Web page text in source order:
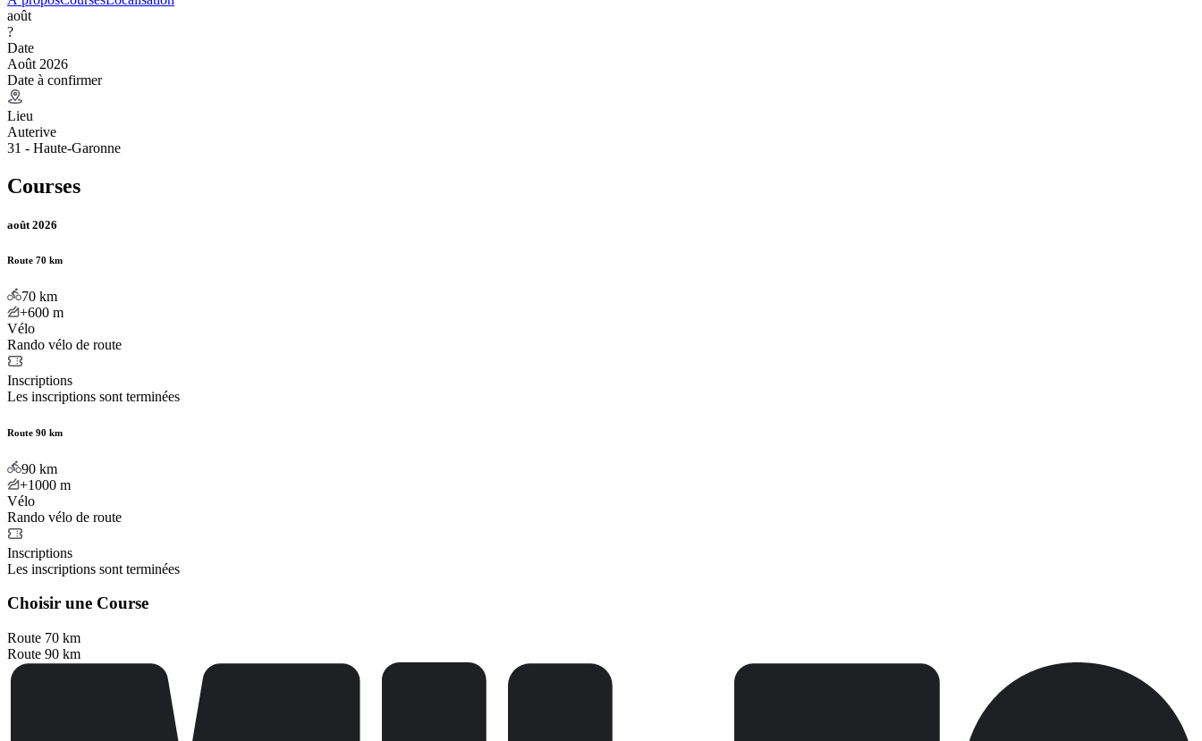
août
?
Date
Août 2026
Date à confirmer
Lieu
Auterive
31 - Haute-Garonne
Courses
août 2026
Route 70 km
70 km
+600 m
Vélo
Rando vélo de route
Inscriptions
Les inscriptions sont terminées
Route 90 km
90 km
+1000 m
Vélo
Rando vélo de route
Inscriptions
Les inscriptions sont terminées
Choisir une Course
Route 70 km
Route 90 km